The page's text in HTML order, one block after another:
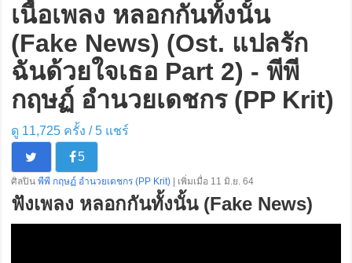
เนื้อเพลง หลอกกันทั้งนั้น
(Fake News) (Ost. แปลรัก
ฉันด้วยใจเธอ Part 2) - พีพี
กฤษฏ์ อำนวยเดชกร (PP Krit)
ดู 11,725 ครั้ง /5แชร์
5
ศิลปิน พีพี กฤษฏ์ อำนวยเดชกร (PP Krit) | เพิ่มเมื่อ 11 มิ.ย. 64
ฟังเพลง หลอกกันทั้งนั้น (Fake News)